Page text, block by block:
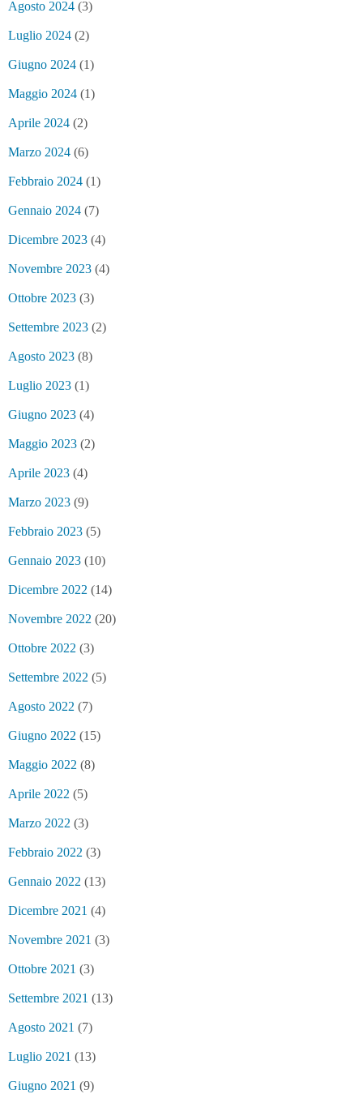
Agosto 2024 (3)
Luglio 2024 (2)
Giugno 2024 (1)
Maggio 2024 (1)
Aprile 2024 (2)
Marzo 2024 (6)
Febbraio 2024 (1)
Gennaio 2024 (7)
Dicembre 2023 (4)
Novembre 2023 (4)
Ottobre 2023 (3)
Settembre 2023 (2)
Agosto 2023 (8)
Luglio 2023 (1)
Giugno 2023 (4)
Maggio 2023 (2)
Aprile 2023 (4)
Marzo 2023 (9)
Febbraio 2023 (5)
Gennaio 2023 (10)
Dicembre 2022 (14)
Novembre 2022 (20)
Ottobre 2022 (3)
Settembre 2022 (5)
Agosto 2022 (7)
Giugno 2022 (15)
Maggio 2022 (8)
Aprile 2022 (5)
Marzo 2022 (3)
Febbraio 2022 (3)
Gennaio 2022 (13)
Dicembre 2021 (4)
Novembre 2021 (3)
Ottobre 2021 (3)
Settembre 2021 (13)
Agosto 2021 (7)
Luglio 2021 (13)
Giugno 2021 (9)